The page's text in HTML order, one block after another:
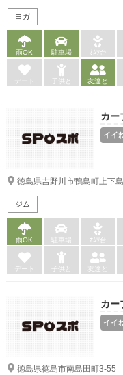
ヨガ
雨OK 駐車場 ｵﾑﾂ台
デート 子供と 友達と
カー
イイ
徳島県吉野川市鴨島町上下
ジム
雨OK 駐車場 ｵﾑﾂ台
デート 子供と 友達と
カー
イイ
徳島県徳島市南島田町3-55